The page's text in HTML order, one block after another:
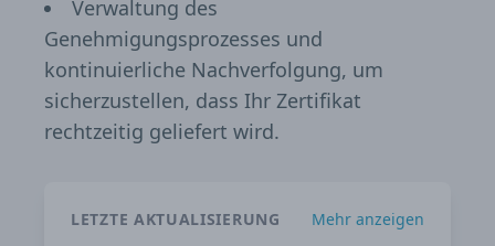
Verwaltung des
Genehmigungsprozesses und
kontinuierliche Nachverfolgung, um
sicherzustellen, dass Ihr Zertifikat
rechtzeitig geliefert wird.
LETZTE AKTUALISIERUNG
Mehr anzeigen